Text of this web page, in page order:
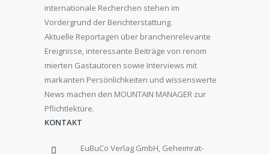
internationale Recherchen stehen im
Vordergrund der Berichterstattung.
Aktuelle Reportagen über branchenrelevante
Ereignisse, interessante Beiträge von renom
mierten Gastautoren sowie Interviews mit
markanten Persönlichkeiten und wissenswerte
News machen den MOUNTAIN MANAGER zur
Pflichtlektüre.
KONTAKT
EuBuCo Verlag GmbH, Geheimrat-